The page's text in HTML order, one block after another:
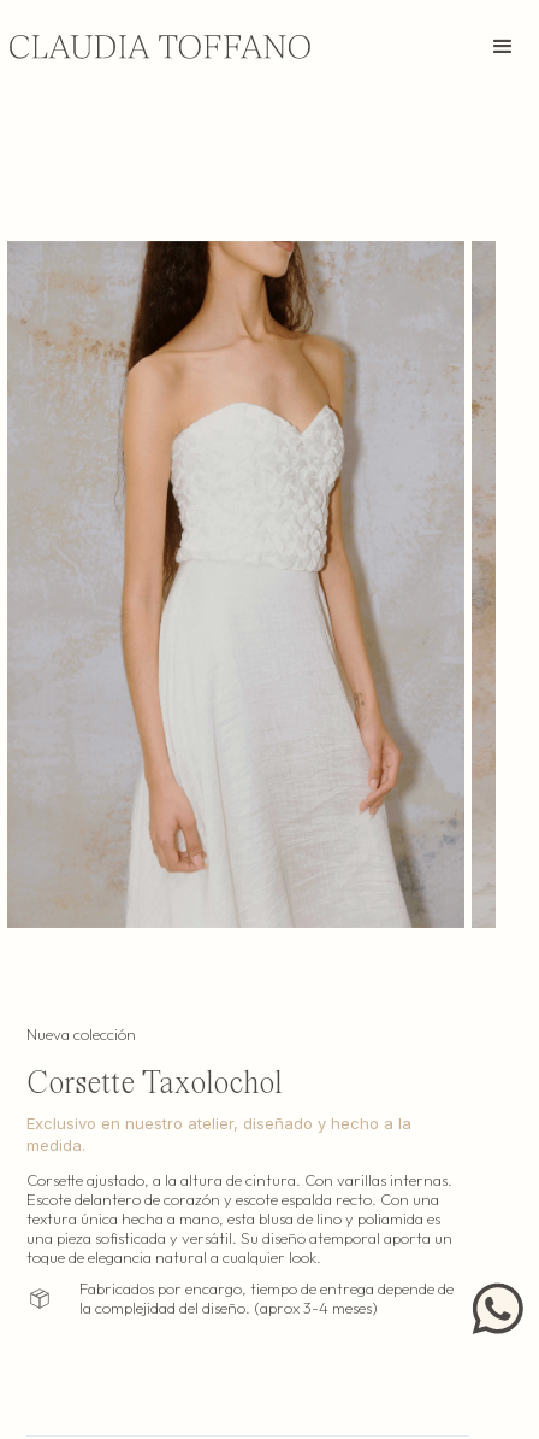
Corsette Taxolochol
Exclusivo en nuestro atelier, diseñado y hecho a la
medida.
Nueva colección
Corsette ajustado, a la altura de cintura. Con varillas internas.
Escote delantero de corazón y escote espalda recto. Con una
textura única hecha a mano, esta blusa de lino y poliamida es
una pieza sofisticada y versátil. Su diseño atemporal aporta un
toque de elegancia natural a cualquier look.
Hecho en nuestro atelier en la Ciudad de México.
(costura y patronaje).
Fabricados por encargo, tiempo de entrega depende de
la complejidad del diseño. (aprox 3-4 meses)